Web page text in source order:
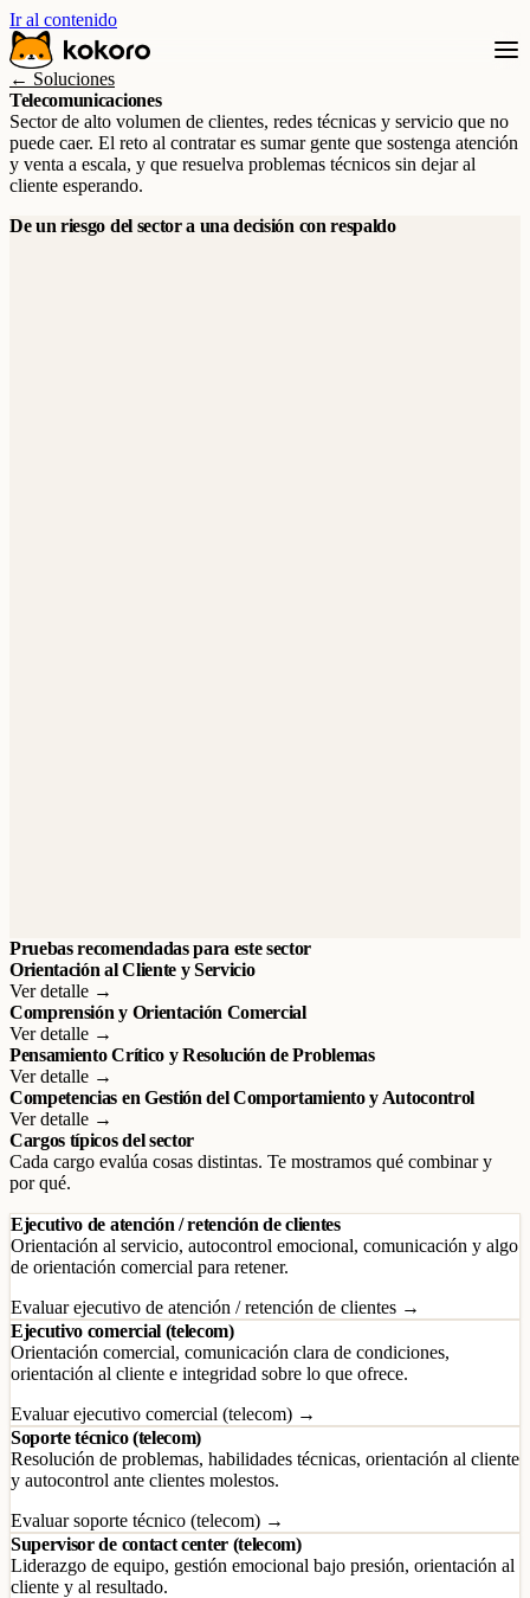
Ir al contenido
← Soluciones
Telecomunicaciones
Sector de alto volumen de clientes, redes técnicas y servicio que no
puede caer. El reto al contratar es sumar gente que sostenga atención
y venta a escala, y que resuelva problemas técnicos sin dejar al
cliente esperando.
De un riesgo del sector a una decisión con respaldo
Pruebas recomendadas para este sector
Orientación al Cliente y Servicio
Ver detalle →
Comprensión y Orientación Comercial
Ver detalle →
Pensamiento Crítico y Resolución de Problemas
Ver detalle →
Competencias en Gestión del Comportamiento y Autocontrol
Ver detalle →
Cargos típicos del sector
Cada cargo evalúa cosas distintas. Te mostramos qué combinar y
por qué.
Ejecutivo de atención / retención de clientes
Orientación al servicio, autocontrol emocional, comunicación y algo
de orientación comercial para retener.
Evaluar ejecutivo de atención / retención de clientes →
Ejecutivo comercial (telecom)
Orientación comercial, comunicación clara de condiciones,
orientación al cliente e integridad sobre lo que ofrece.
Evaluar ejecutivo comercial (telecom) →
Soporte técnico (telecom)
Resolución de problemas, habilidades técnicas, orientación al cliente
y autocontrol ante clientes molestos.
Evaluar soporte técnico (telecom) →
Supervisor de contact center (telecom)
Liderazgo de equipo, gestión emocional bajo presión, orientación al
cliente y al resultado.